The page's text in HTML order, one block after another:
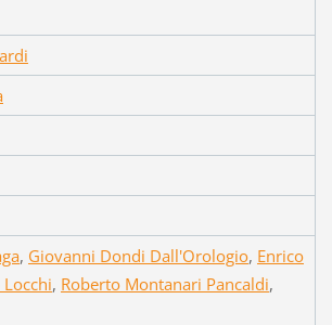
, Giovanni Dondi Dall'Orologio, Enrico
, Roberto Montanari Pancaldi,